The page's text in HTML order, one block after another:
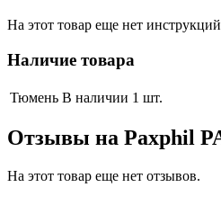
На этот товар еще нет инструкций
Наличие товара
Тюмень В наличии 1 шт.
Отзывы на Paxphil
На этот товар еще нет отзывов.